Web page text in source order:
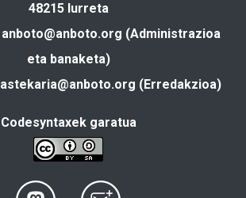
48215 Iurreta
anboto@anboto.org (Administrazioa
eta banaketa)
astekaria@anboto.org (Erredakzioa)
Codesyntaxek garatua